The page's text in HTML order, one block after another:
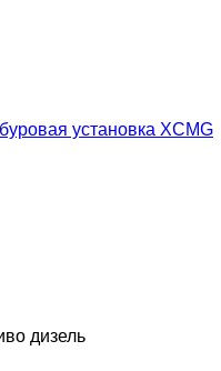
установка XCMG
дизель